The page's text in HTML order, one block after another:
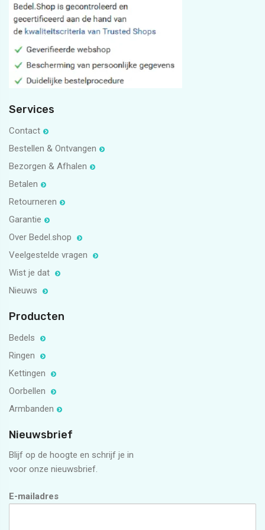
#bedelpuntshop
5
Services
Contact
Bestellen & Ontvangen
Bezorgen & Afhalen
Betalen
Retourneren
Garantie
Over Bedel.shop
Veelgestelde vragen
Wist je dat
Nieuws
Producten
Bedels
Ringen
Kettingen
Oorbellen
Armbanden
Nieuwsbrief
Blijf op de hoogte en schrijf je in
voor onze nieuwsbrief.
E-mailadres